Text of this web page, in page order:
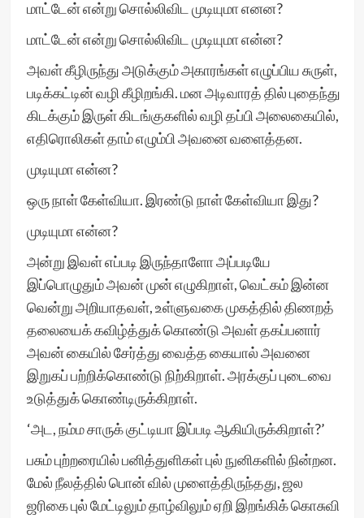
மாட்டேன் என்று சொல்லிவிட முடியுமா எனன?
மாட்டேன் என்று சொல்லிவிட முடியுமா என்ன?
அவள் கீழிருந்து அடுக்கும் அகாரங்கள் எழுப்பிய சுருள்,
படிக்கட்டின் வழி கீழிறங்கி. மன அடிவாரத் தில் புதைந்து
கிடக்கும் இருள் கிடங்குகளில் வழி தப்பி அலைகையில்,
எதிரொலிகள் தாம் எழும்பி அவனை வளைத்தன.
முடியுமா என்ன?
ஒரு நாள் கேள்வியா. இரண்டு நாள் கேள்வியா இது?
முடியுமா என்ன?
அன்று இவள் எப்படி இருந்தாளோ அப்படியே
இப்பொழுதும் அவன் முன் எழுகிறாள், வெட்கம் இன்ன
வென்று அறியாதவள், உள்ளுவகை முகத்தில் திணறத்
தலையைக் கவிழ்த்துக் கொண்டு அவள் தகப்பனார்
அவன் கையில் சேர்த்து வைத்த கையால் அவனை
இறுகப் பற்றிக்கொண்டு நிற்கிறாள். அரக்குப் புடைவை
உடுத்துக் கொண்டிருக்கிறாள்.
‘அட, நம்ம சாருக் குட்டியா இப்படி ஆகியிருக்கிறாள்?’
பசும் புற்றரையில் பனித்துளிகள் புல் நுனிகளில் நின்றன.
மேல் நீலத்தில் பொன் வில் முளைத்திருந்தது, ஜல
ஜரிகை புல் மேட்டிலும் தாழ்விலும் ஏறி இறங்கிக் கொசுவி